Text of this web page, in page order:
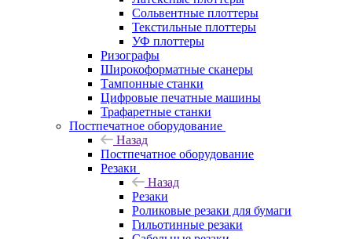
Сольвентные плоттеры
Текстильные плоттеры
УФ плоттеры
Ризографы
Широкоформатные сканеры
Тампонные станки
Цифровые печатные машины
Трафаретные станки
Постпечатное оборудование
Назад
Постпечатное оборудование
Резаки
Назад
Резаки
Роликовые резаки для бумаги
Гильотинные резаки